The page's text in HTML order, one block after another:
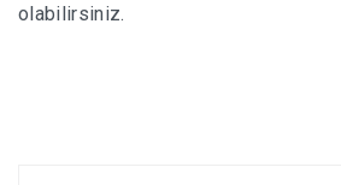
olabilirsiniz.